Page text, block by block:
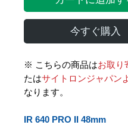
今すぐ購入
※ こちらの商品はお取り
たはサイトロンジャパン
なります。
IR 640 PRO II 48mm